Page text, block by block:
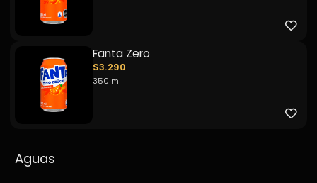
Fanta Zero
$3.290
350 ml
Aguas